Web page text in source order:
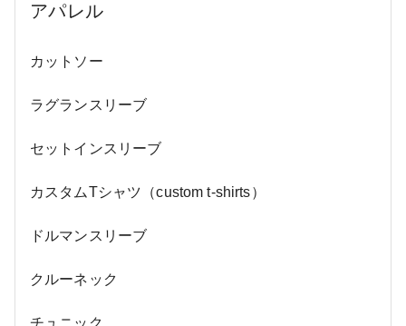
アパレル
カットソー
ラグランスリーブ
セットインスリーブ
カスタムTシャツ（custom t-shirts）
ドルマンスリーブ
クルーネック
チュニック